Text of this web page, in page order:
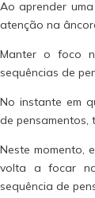
Ao aprender
atenção na
Manter o foco
sequências de
No instante em
de pensamentos,
Neste momento,
volta a focar
sequência de